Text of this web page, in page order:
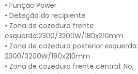
• Função Power
• Deteção do recipiente
• Zona de cozedura frente
esquerda:2300/3200W/180x210mm
• Zona de cozedura posterior esquerda:
2300/3200W/180x210mm
• Zona de cozedura frente central: No,